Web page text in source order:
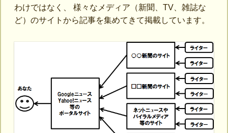
わけではなく、 様々なメディア（新聞、TV、雑誌な
ど）のサイトから記事を集めてきて掲載しています。